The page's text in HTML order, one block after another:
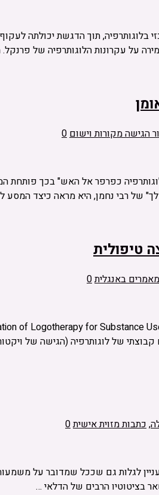
תוך הדגשת יכולתה
על עקרונות הלוגותרפיה של
הגישה מקורות וישום0
כפרפר אל האש" בכך
של רבי נחמן, היא מראה כיצד
טיפולית
מאמרים באנגלית0
,כתבות מזוית אישית0
לגלות גם שככל שמדובר על
בציטוטיו הרבים של הדלאי …